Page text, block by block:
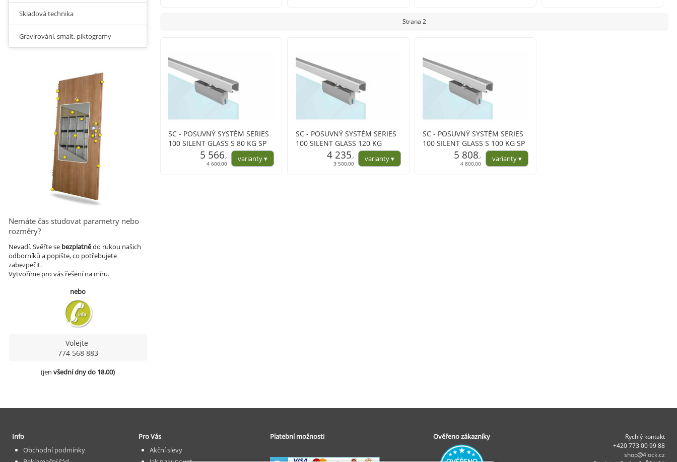
Strana 2
SC - POSUVNÝ SYSTÉM SERIES
100 SILENT GLASS S 80 KG SP
5 566 ,-
4 600,00
SC - POSUVNÝ SYSTÉM SERIES
100 SILENT GLASS 120 KG
4 235,-
3 500,00
SC - POSUVNÝ SYSTÉM SERIES
100 SILENT GLASS S 100 KG SP
5 808,-
4 800,00
Skladová technika
Gravírování, smalt, piktogramy
Nemáte čas studovat parametry nebo
rozměry?
Nevadí.Svěřte se bezplatnědo rukou našich
odborníků a popište, co potřebujete
zabezpečit.
Vytvoříme pro vás řešení na míru.
nebo
Volejte
774 568 883
(jen všední dny do 18.00)
Rychlý kontakt
+420 773 00 99 88
shop
4lock.cz
Info
Obchodní podmínky
Pro Vás
Akční slevy
Platební možnosti Ověřeno zákazníky